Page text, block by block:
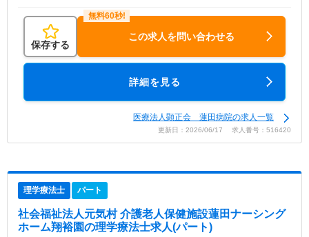
保存する
この求人を問い合わせる
詳細を見る
医療法人顕正会 蓮田病院の求人一覧
更新日：2026/06/17 求人番号：516420
理学療法士 パート
社会福祉法人元気村 介護老人保健施設蓮田ナーシング
ホーム翔裕園の理学療法士求人(パート)